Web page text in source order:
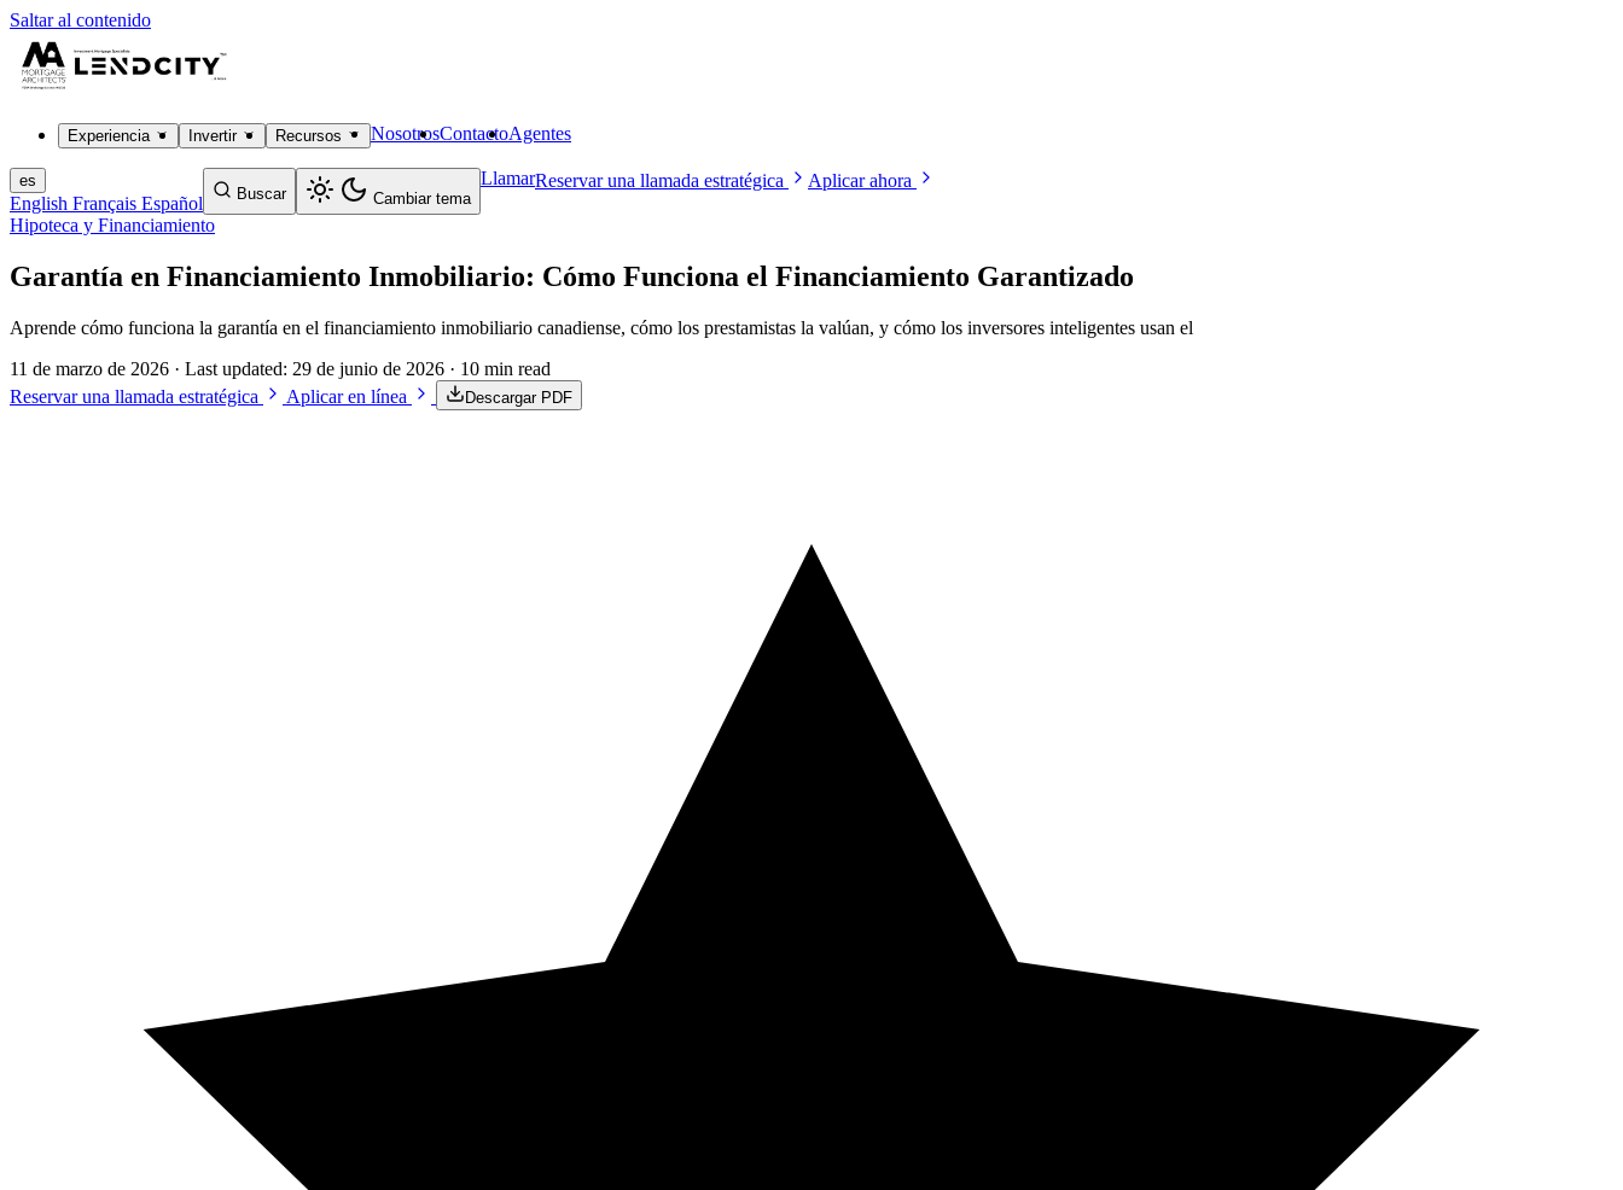
Saltar al contenido
Experiencia Invertir Recursos NosotrosContactoAgentes
es
English Français Español Buscar Cambiar tema
LlamarReservar una llamada estratégica Aplicar ahora
Hipoteca y Financiamiento
Garantía en Financiamiento Inmobiliario: Cómo Funciona el Financiamiento Garantizado
Aprende cómo funciona la garantía en el financiamiento inmobiliario canadiense, cómo los prestamistas la valúan, y cómo los inversores inteligentes usan el
11 de marzo de 2026 · Last updated: 29 de junio de 2026 · 10 min read
Reservar una llamada estratégica
Aplicar en línea Descargar PDF